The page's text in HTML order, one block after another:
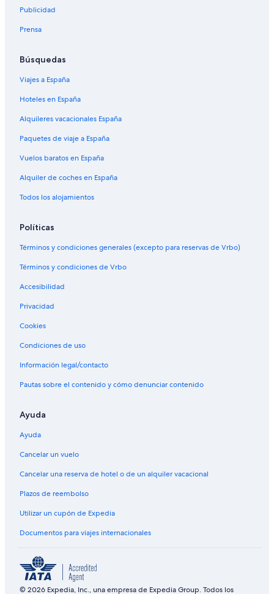
Publicidad
Prensa
Búsquedas
Viajes a España
Hoteles en España
Alquileres vacacionales España
Paquetes de viaje a España
Vuelos baratos en España
Alquiler de coches en España
Todos los alojamientos
Políticas
Términos y condiciones generales (excepto para reservas de Vrbo)
Términos y condiciones de Vrbo
Accesibilidad
Privacidad
Cookies
Condiciones de uso
Información legal/contacto
Pautas sobre el contenido y cómo denunciar contenido
Ayuda
Ayuda
Cancelar un vuelo
Cancelar una reserva de hotel o de un alquiler vacacional
Plazos de reembolso
Utilizar un cupón de Expedia
Documentos para viajes internacionales
© 2026 Expedia, Inc., una empresa de Expedia Group. Todos los